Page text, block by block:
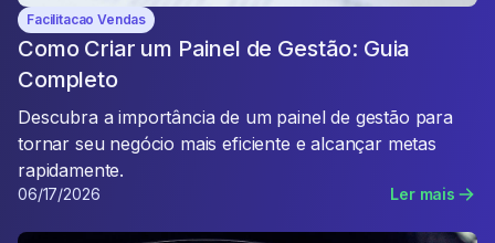
Facilitacao Vendas
Como Criar um Painel de Gestão: Guia
Completo
Descubra a importância de um painel de gestão para
tornar seu negócio mais eficiente e alcançar metas
rapidamente.
06/17/2026 Ler mais